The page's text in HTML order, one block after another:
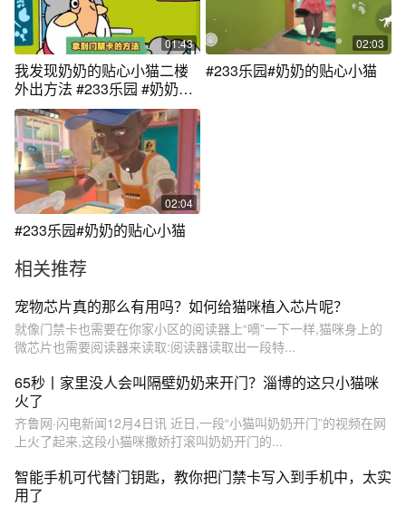
01:43
我发现奶奶的贴心小猫二楼
外出方法 #233乐园 #奶奶的
贴心小猫 #我是猫 #猫咪模拟
器
02:03
#233乐园#奶奶的贴心小猫
02:04
#233乐园#奶奶的贴心小猫
相关推荐
宠物芯片真的那么有用吗？如何给猫咪植入芯片呢？
就像门禁卡也需要在你家小区的阅读器上“嘀”一下一样,猫咪身上的
微芯片也需要阅读器来读取:阅读器读取出一段特...
65秒丨家里没人会叫隔壁奶奶来开门？淄博的这只小猫咪
火了
齐鲁网·闪电新闻12月4日讯 近日,一段“小猫叫奶奶开门”的视频在网
上火了起来,这段小猫咪撒娇打滚叫奶奶开门的...
智能手机可代替门钥匙，教你把门禁卡写入到手机中，太实
用了